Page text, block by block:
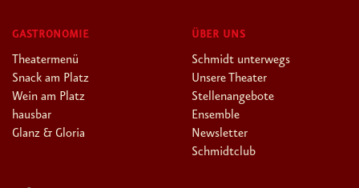
GASTRONOMIE
Theatermenü
Snack am Platz
Wein am Platz
hausbar
Glanz & Gloria
ÜBER UNS
Schmidt unterwegs
Unsere Theater
Stellenangebote
Ensemble
Newsletter
Schmidtclub